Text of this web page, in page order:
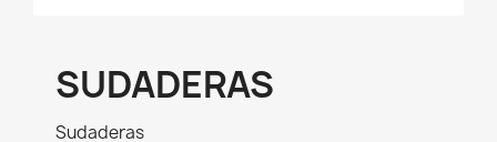
SUDADERAS
Sudaderas